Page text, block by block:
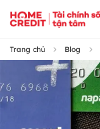
Trang chủ Blog